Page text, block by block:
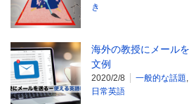
き
海外の教授にメール
文例
2020/2/8 一般的な話題,
日常英語